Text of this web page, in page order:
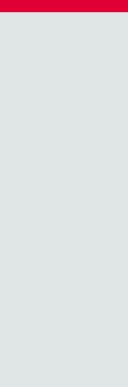
en opleidingen